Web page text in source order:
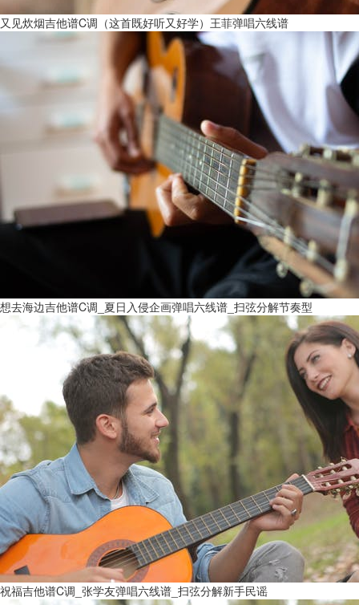
又见炊烟吉他谱C调（这首既好听又好学）王菲弹唱六线谱
想去海边吉他谱C调_夏日入侵企画弹唱六线谱_扫弦分解节奏型
祝福吉他谱C调_张学友弹唱六线谱_扫弦分解新手民谣